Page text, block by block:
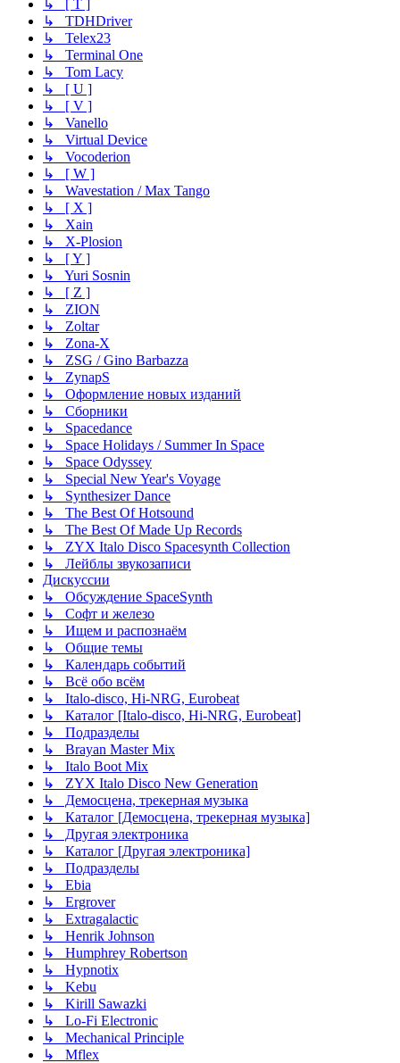
↳ [ T ]
↳ TDHDriver
↳ Telex23
↳ Terminal One
↳ Tom Lacy
↳ [ U ]
↳ [ V ]
↳ Vanello
↳ Virtual Device
↳ Vocoderion
↳ [ W ]
↳ Wavestation / Max Tango
↳ [ X ]
↳ Xain
↳ X-Plosion
↳ [ Y ]
↳ Yuri Sosnin
↳ [ Z ]
↳ ZION
↳ Zoltar
↳ Zona-X
↳ ZSG / Gino Barbazza
↳ ZynapS
↳ Оформление новых изданий
↳ Сборники
↳ Spacedance
↳ Space Holidays / Summer In Space
↳ Space Odyssey
↳ Special New Year's Voyage
↳ Synthesizer Dance
↳ The Best Of Hotsound
↳ The Best Of Made Up Records
↳ ZYX Italo Disco Spacesynth Collection
↳ Лейблы звукозаписи
Дискуссии
↳ Обсуждение SpaceSynth
↳ Софт и железо
↳ Ищем и распознаём
↳ Общие темы
↳ Календарь событий
↳ Всё обо всём
↳ Italo-disco, Hi-NRG, Eurobeat
↳ Каталог [Italo-disco, Hi-NRG, Eurobeat]
↳ Подразделы
↳ Brayan Master Mix
↳ Italo Boot Mix
↳ ZYX Italo Disco New Generation
↳ Демосцена, трекерная музыка
↳ Каталог [Демосцена, трекерная музыка]
↳ Другая электроника
↳ Каталог [Другая электроника]
↳ Подразделы
↳ Ebia
↳ Ergrover
↳ Extragalactic
↳ Henrik Johnson
↳ Humphrey Robertson
↳ Hypnotix
↳ Kebu
↳ Kirill Sawazki
↳ Lo-Fi Electronic
↳ Mechanical Principle
↳ Mflex